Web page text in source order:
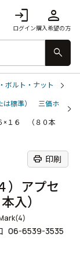
login
ログイン
person
購入希望の方
search
ボルト・ナット
は標準） 三価ホ
×１６ （８０本
print 印刷
）アプセ
入）
06-6539-3535